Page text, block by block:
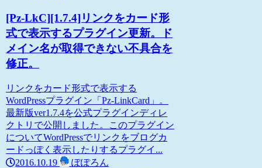
[Pz-LkC][1.7.4]リンクをカード形
式で表示するプラグイン更新。ド
メイン名が取得できない不具合を
修正。
リンクをカード形式で表示する
WordPressプラグイン「Pz-LinkCard」。
最新版ver1.7.4を公式プラグインディレ
クトリで公開しました。このプラグイン
についてWordPressでリンクをブログカ
ードっぽく表示したりするプラグイ...
2016.10.19
ぽぽろん